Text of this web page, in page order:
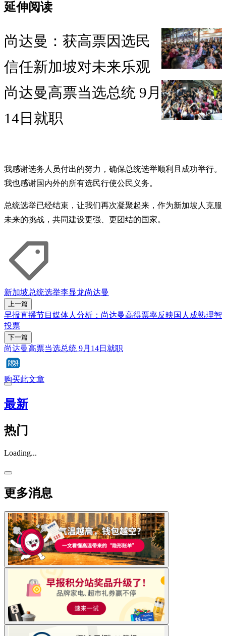
延伸阅读
尚达曼：获高票因选民
信任新加坡对未来乐观
尚达曼高票当选总统 9月
14日就职
我感谢选务人员付出的努力，确保总统选举顺利且成功举行。
我也感谢国内外的所有选民行使公民义务。
总统选举已经结束，让我们再次凝聚起来，作为新加坡人克服
未来的挑战，共同建设更强、更团结的国家。
新加坡总统选举李显龙尚达曼
上一篇
早报直播节目媒体人分析：尚达曼高得票率反映国人成熟理智
投票
下一篇
尚达曼高票当选总统 9月14日就职
购买此文章
最新
热门
Loading...
更多消息